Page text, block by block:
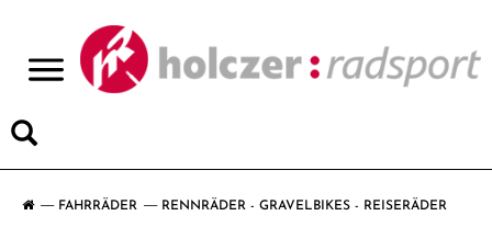
FAHRRÄDER RENNRÄDER - GRAVELBIKES - REISERÄDER